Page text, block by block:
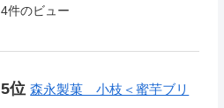
4件のビュー
森永製菓 小枝＜蜜芋ブリ